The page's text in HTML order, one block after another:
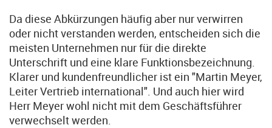
Da diese Abkürzungen häufig aber nur verwirren
oder nicht verstanden werden, entscheiden sich die
meisten Unternehmen nur für die direkte
Unterschrift und eine klare Funktionsbezeichnung.
Klarer und kundenfreundlicher ist ein "Martin Meyer,
Leiter Vertrieb international". Und auch hier wird
Herr Meyer wohl nicht mit dem Geschäftsführer
verwechselt werden.